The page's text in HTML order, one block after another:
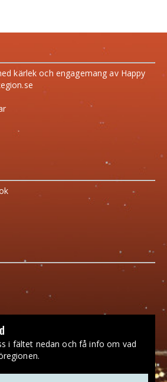
kärlek och engagemang av Happy
i fältet nedan och få info om vad